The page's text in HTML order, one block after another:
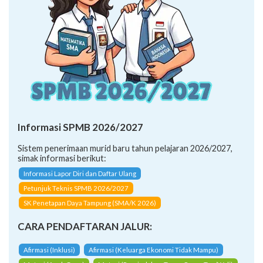
Informasi SPMB 2026/2027
Sistem penerimaan murid baru tahun pelajaran 2026/2027,
simak informasi berikut:
Informasi Lapor Diri dan Daftar Ulang
Petunjuk Teknis SPMB 2026/2027
SK Penetapan Daya Tampung (SMA/K 2026)
CARA PENDAFTARAN JALUR:
Afirmasi (Inklusi)
Afirmasi (Keluarga Ekonomi Tidak Mampu)